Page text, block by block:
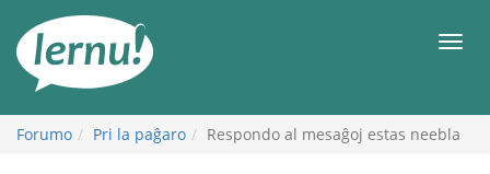
enhavo
Forumo Pri la paĝaro Respondo al mesaĝoj estas neebla